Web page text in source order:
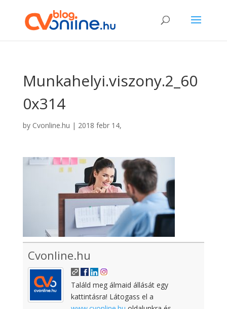
Munkahelyi.viszony.2_60
0x314
by Cvonline.hu | 2018 febr 14,
Cvonline.hu
Találd meg álmaid állását egy
kattintásra! Látogass el a